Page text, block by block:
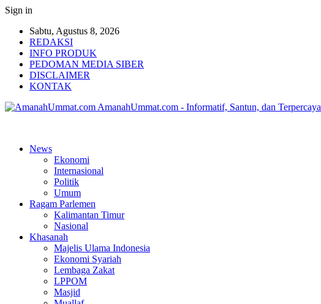
Sign in
Sabtu, Agustus 8, 2026
REDAKSI
INFO PRODUK
PEDOMAN MEDIA SIBER
DISCLAIMER
KONTAK
AmanahUmmat.com - Informatif, Santun, dan Terpercaya
News
Ekonomi
Internasional
Politik
Umum
Ragam Parlemen
Kalimantan Timur
Nasional
Khasanah
Majelis Ulama Indonesia
Ekonomi Syariah
Lembaga Zakat
LPPOM
Masjid